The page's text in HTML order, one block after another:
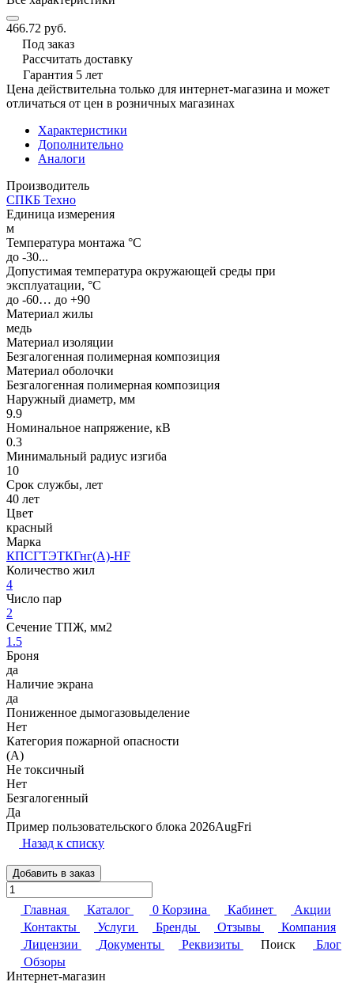
466.72 руб.
Под заказ
Рассчитать доставку
Гарантия 5 лет
Цена действительна только для интернет-магазина и может
отличаться от цен в розничных магазинах
Характеристики
Дополнительно
Аналоги
Производитель
СПКБ Техно
Единица измерения
м
Температура монтажа °C
до -30...
Допустимая температура окружающей среды при
эксплуатации, °C
до -60… до +90
Материал жилы
медь
Материал изоляции
Безгалогенная полимерная композиция
Материал оболочки
Безгалогенная полимерная композиция
Наружный диаметр, мм
9.9
Номинальное напряжение, кВ
0.3
Минимальный радиус изгиба
10
Срок службы, лет
40 лет
Цвет
красный
Марка
КПСГТЭТКГнг(A)-HF
Количество жил
4
Число пар
2
Сечение ТПЖ, мм2
1.5
Броня
да
Наличие экрана
да
Пониженное дымогазовыделение
Нет
Категория пожарной опасности
(A)
Не токсичный
Нет
Безгалогенный
Да
Пример пользовательского блока 2026AugFri
Назад к списку
Добавить в заказ
Главная Каталог 0 Корзина Кабинет
Акции
Контакты
Услуги Бренды Отзывы
Компания
Лицензии
Документы Реквизиты Поиск
Блог
Обзоры
Интернет-магазин